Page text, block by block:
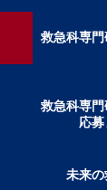
救急科専
救急科専
応
未来